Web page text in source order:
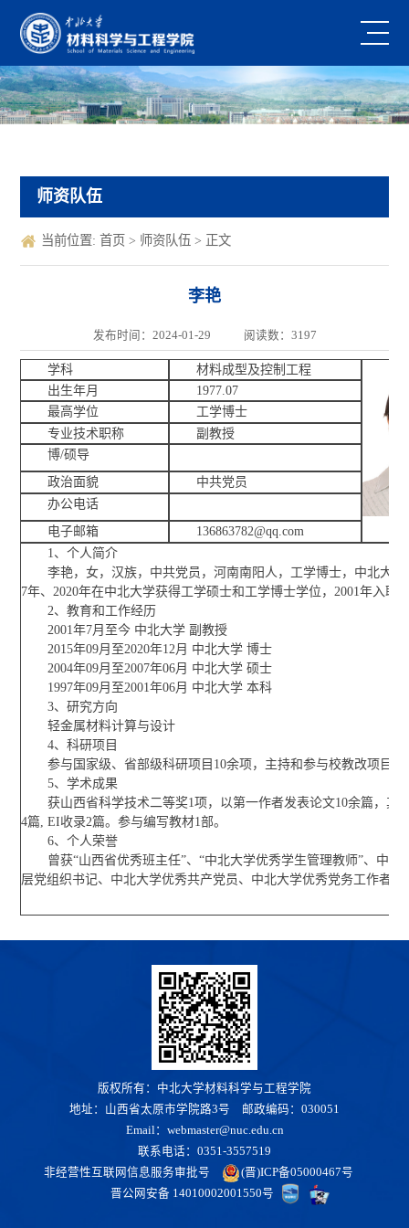
师资队伍
当前位置: 首页 > 师资队伍 > 正文
李艳
发布时间：2024-01-29 阅读数： 3197
学科
材料成型及控制工程
出生年月
1977.07
最高学位
工学博士
专业技术职称
副教授
博/硕导
政治面貌
中共党员
办公电话
电子邮箱
136863782@qq.com
1、个人简介
李艳，女，汉族，中共党员，河南南阳人，工学博士，中北大学
7年、2020年在中北大学获得工学硕士和工学博士学位，2001年入职
2、教育和工作经历
2001年7月至今 中北大学 副教授
2015年09月至2020年12月 中北大学 博士
2004年09月至2007年06月 中北大学 硕士
1997年09月至2001年06月 中北大学 本科
3、研究方向
轻金属材料计算与设计
4、科研项目
参与国家级、省部级科研项目10余项，主持和参与校教改项目5
5、学术成果
获山西省科学技术二等奖1项，以第一作者发表论文10余篇，其
4篇, EI收录2篇。参与编写教材1部。
6、个人荣誉
曾获“山西省优秀班主任”、“中北大学优秀学生管理教师”、中北
层党组织书记、中北大学优秀共产党员、中北大学优秀党务工作者等
版权所有：中北大学材料科学与工程学院
地址：山西省太原市学院路3号 邮政编码：030051
Email：webmaster@nuc.edu.cn
联系电话：0351-3557519
非经营性互联网信息服务审批号
(晋)ICP备05000467号
晋公网安备 14010002001550号